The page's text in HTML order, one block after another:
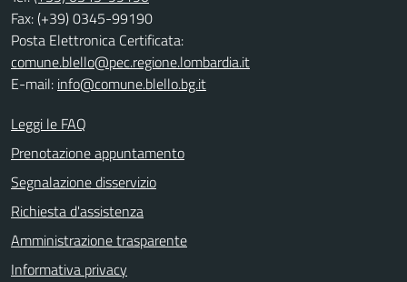
Fax: (+39) 0345-99190
Posta Elettronica Certificata:
comune.blello@pec.regione.lombardia.it
E-mail: info@comune.blello.bg.it
Leggi le FAQ
Prenotazione appuntamento
Segnalazione disservizio
Richiesta d'assistenza
Amministrazione trasparente
Informativa privacy